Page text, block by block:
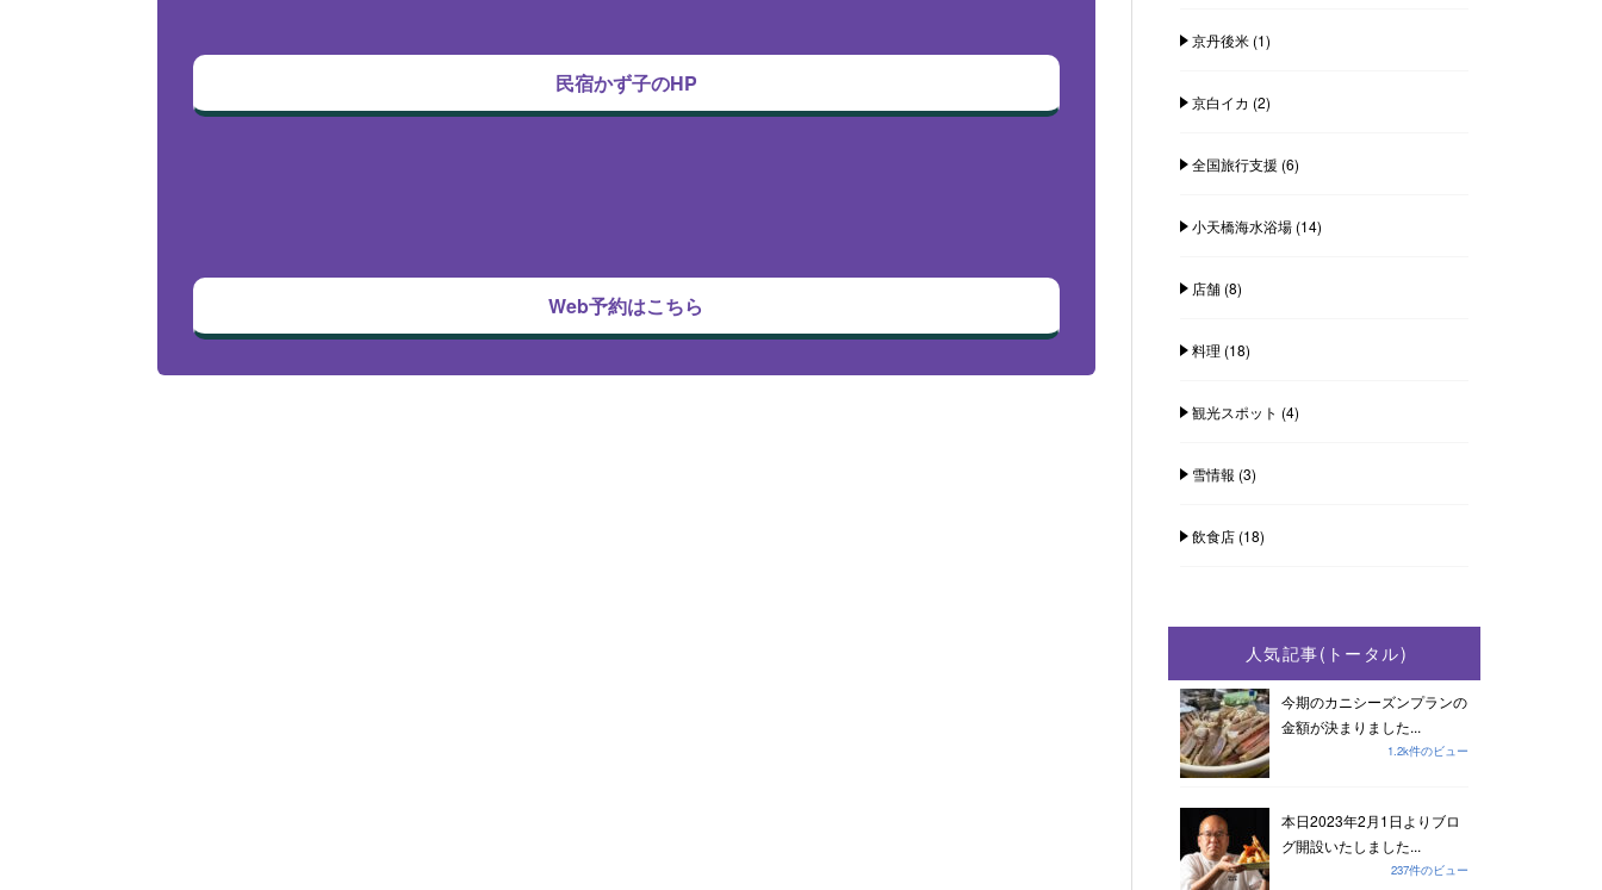
民宿かず子のHP
Web予約はこちら
京丹後米(1)
京白イカ (2)
全国旅行支援 (6)
小天橋海水浴場(14)
店舗(8)
料理 (18)
観光スポット (4)
雪情報 (3)
飲食店(18)
人気記事(トータル)
今期のカニシーズンプランの
金額が決まりました...
1.2k件のビュー
本日2023年2月1日よりブロ
グ開設いたしました...
237件のビュー